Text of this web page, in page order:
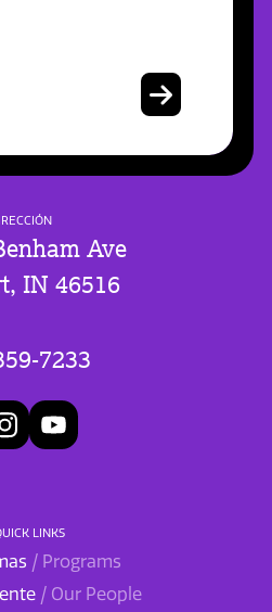
Ave
IN 46516
7233
LINKS
/ Programs
/ Our People